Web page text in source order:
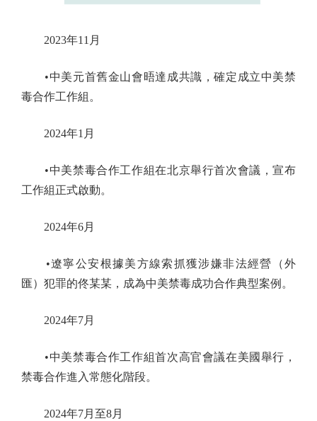
2023年11月
•中美元首舊金山會晤達成共識，確定成立中美禁
毒合作工作組。
2024年1月
•中美禁毒合作工作組在北京舉行首次會議，宣布
工作組正式啟動。
2024年6月
•遼寧公安根據美方線索抓獲涉嫌非法經營（外
匯）犯罪的佟某某，成為中美禁毒成功合作典型案例。
2024年7月
•中美禁毒合作工作組首次高官會議在美國舉行，
禁毒合作進入常態化階段。
2024年7月至8月